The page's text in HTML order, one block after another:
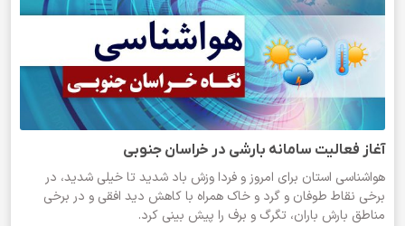
آغاز فعالیت سامانه بارشی در خراسان جنوبی
هواشناسی استان برای امروز و فردا وزش باد شدید تا خیلی شدید، در
برخی نقاط طوفان و گرد و خاک همراه با کاهش دید افقی و در برخی
مناطق بارش باران، تگرگ و برف را پیش بینی کرد.